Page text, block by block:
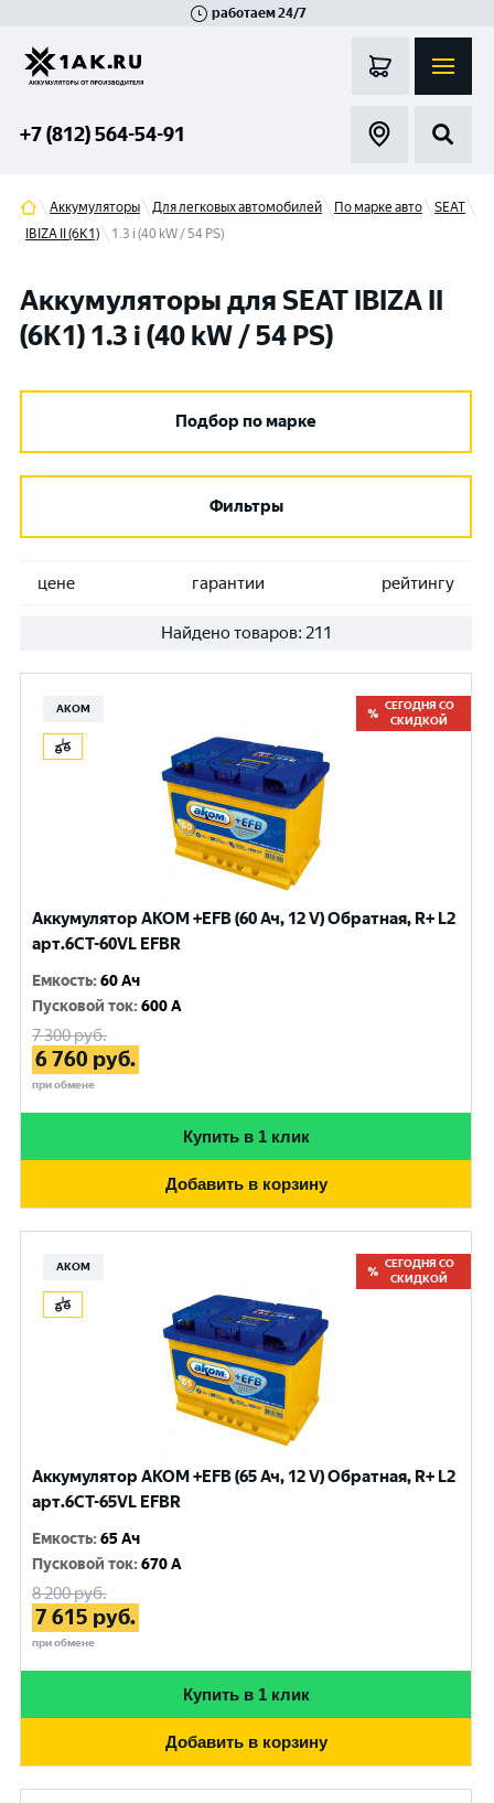
работаем 24/7
+7 (812) 564-54-91
Аккумуляторы Для легковых автомобилей По марке авто
SEAT
IBIZA II (6K1)
1.3 i (40 kW / 54 PS)
Аккумуляторы для SEAT IBIZA II
(6K1) 1.3 i (40 kW / 54 PS)
Подбор по марке
Фильтры
цене гарантии рейтингу
Найдено товаров: 211
АКОМ
СЕГОДНЯ СО
СКИДКОЙ
Аккумулятор AKOM +EFB (60 Ач, 12 V) Обратная, R+ L2
арт.6CТ-60VL EFBR
Емкость:60 Ач
Пусковой ток:600 A
7 300руб.
6 760 руб.
при обмене
Купить в 1 клик
Добавить в корзину
АКОМ
СЕГОДНЯ СО
СКИДКОЙ
Аккумулятор AKOM +EFB (65 Ач, 12 V) Обратная, R+ L2
арт.6CT-65VL EFBR
Емкость:65 Ач
Пусковой ток:670 A
8 200руб.
7 615 руб.
при обмене
Купить в 1 клик
Добавить в корзину
Гатчина